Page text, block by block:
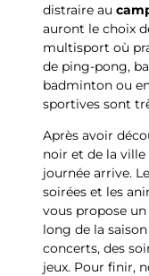
distraire au
auront le choix
multisport où
de ping-pong,
badminton ou
sportives sont
Après avoir
noir et de la ville
journée arrive.
soirées et les
vous propose
long de la
concerts, des
jeux. Pour finir,